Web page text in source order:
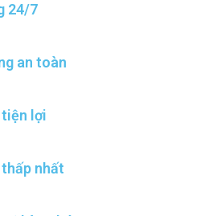
24/7
an toàn
lợi
nhất